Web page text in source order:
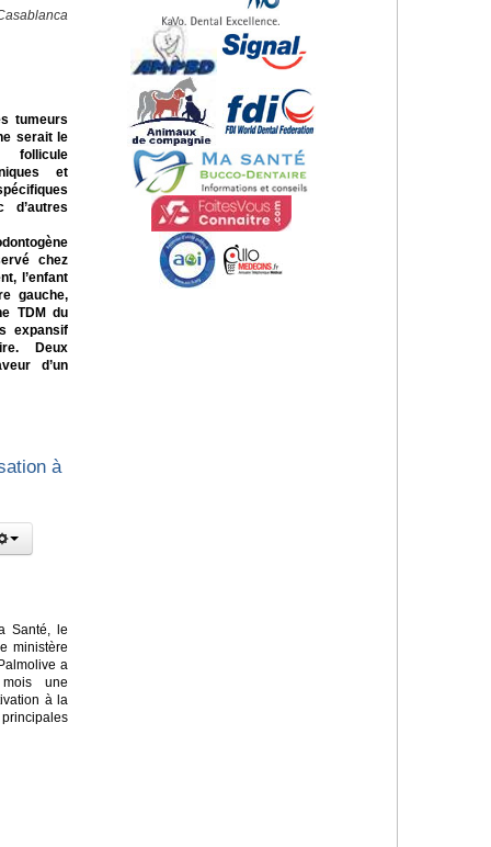
tumeurs
serait le
follicule
et
d’autres
chez
l’enfant
gauche,
TDM du
expansif
Deux
d’un
à
Santé, le
ministère
a
une
à la